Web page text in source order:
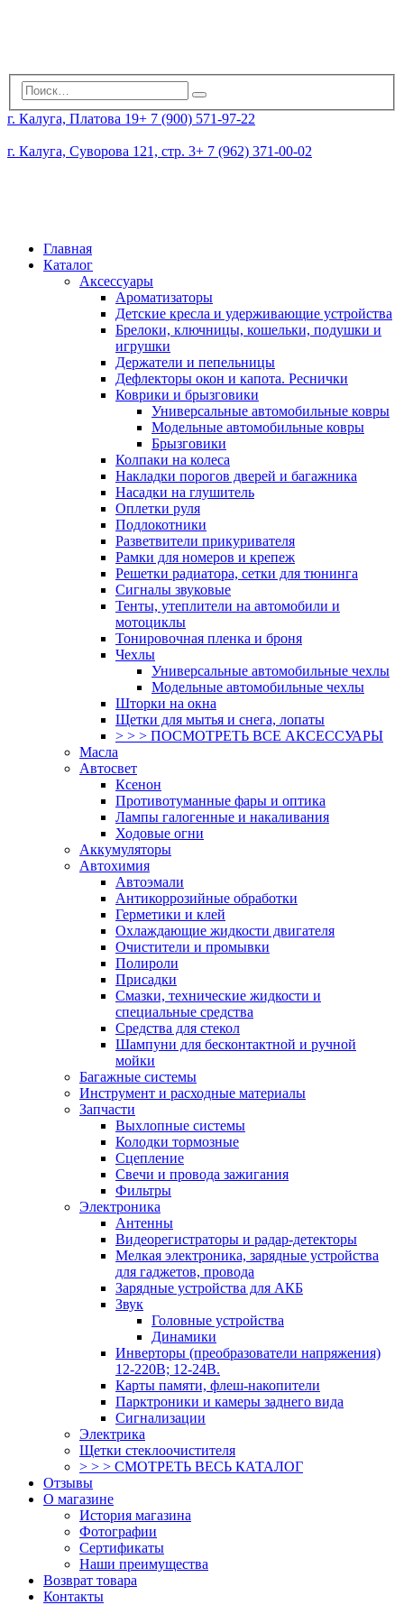
г. Калуга, Платова 19+ 7 (900) 571-97-22
г. Калуга, Суворова 121, стр. 3+ 7 (962) 371-00-02
Главная
Каталог
Аксессуары
Ароматизаторы
Детские кресла и удерживающие устройства
Брелоки, ключницы, кошельки, подушки и
игрушки
Держатели и пепельницы
Дефлекторы окон и капота. Реснички
Коврики и брызговики
Универсальные автомобильные ковры
Модельные автомобильные ковры
Брызговики
Колпаки на колеса
Накладки порогов дверей и багажника
Насадки на глушитель
Оплетки руля
Подлокотники
Разветвители прикуривателя
Рамки для номеров и крепеж
Решетки радиатора, сетки для тюнинга
Сигналы звуковые
Тенты, утеплители на автомобили и
мотоциклы
Тонировочная пленка и броня
Чехлы
Универсальные автомобильные чехлы
Модельные автомобильные чехлы
Шторки на окна
Щетки для мытья и снега, лопаты
> > > ПОСМОТРЕТЬ ВСЕ АКСЕССУАРЫ
Масла
Автосвет
Ксенон
Противотуманные фары и оптика
Лампы галогенные и накаливания
Ходовые огни
Аккумуляторы
Автохимия
Автоэмали
Антикоррозийные обработки
Герметики и клей
Охлаждающие жидкости двигателя
Очистители и промывки
Полироли
Присадки
Смазки, технические жидкости и
специальные средства
Средства для стекол
Шампуни для бесконтактной и ручной
мойки
Багажные системы
Инструмент и расходные материалы
Запчасти
Выхлопные системы
Колодки тормозные
Сцепление
Свечи и провода зажигания
Фильтры
Электроника
Антенны
Видеорегистраторы и радар-детекторы
Мелкая электроника, зарядные устройства
для гаджетов, провода
Зарядные устройства для АКБ
Звук
Головные устройства
Динамики
Инверторы (преобразователи напряжения)
12-220В; 12-24В.
Карты памяти, флеш-накопители
Парктроники и камеры заднего вида
Сигнализации
Электрика
Щетки стеклоочистителя
> > > СМОТРЕТЬ ВЕСЬ КАТАЛОГ
Отзывы
О магазине
История магазина
Фотографии
Сертификаты
Наши преимущества
Возврат товара
Контакты